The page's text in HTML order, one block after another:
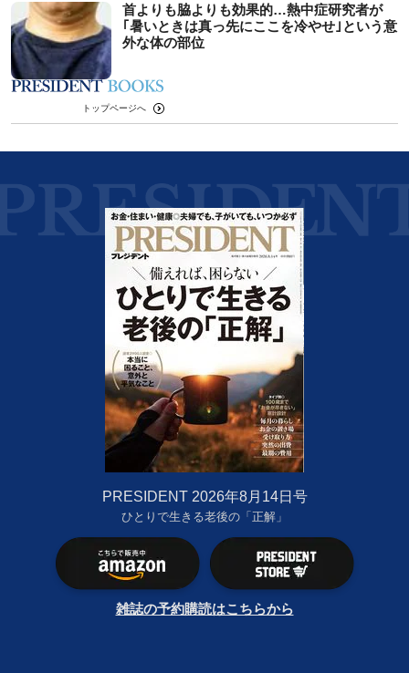
首よりも脇よりも効果的…熱中症研究者が
｢暑いときは真っ先にここを冷やせ｣という意
外な体の部位
トップページへ
PRESIDENT 2026年8月14日号
ひとりで生きる老後の「正解」
雑誌の予約購読はこちらから